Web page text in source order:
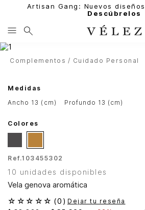
Artisan Gang: Nuevos
Descúbrelos
Complementos Cuidado Personal
Medidas
ancho 13 (cm)
profundo 13 (cm)
Colores
Ref.103455302
10 unidades disponibles
Vela genova aromática
☆ ☆ ☆ ☆ ☆ (0 ) Dejar tu reseña